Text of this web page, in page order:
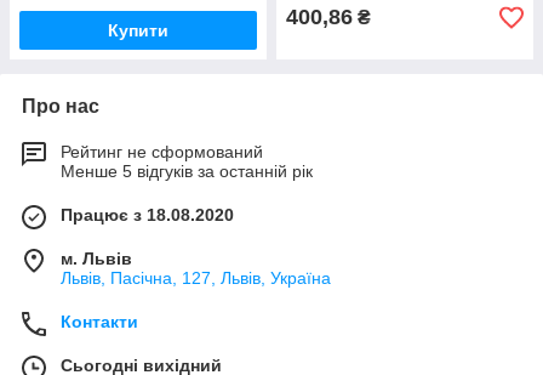
Купити
400,86 ₴
Про нас
Рейтинг не сформований
Менше 5 відгуків за останній рік
Працює з 18.08.2020
м. Львів
Львів, Пасічна, 127, Львів, Україна
Контакти
Сьогодні вихідний